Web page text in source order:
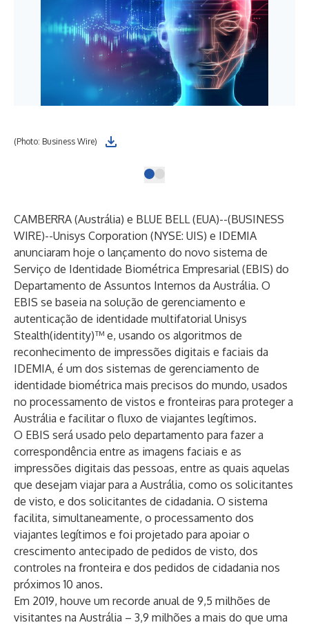
(Photo: Business Wire)
CAMBERRA (Austrália) e BLUE BELL (EUA)--(BUSINESS
WIRE)--Unisys Corporation (NYSE: UIS) e IDEMIA
anunciaram hoje o lançamento do novo sistema de
Serviço de Identidade Biométrica Empresarial (EBIS) do
Departamento de Assuntos Internos da Austrália. O
EBIS se baseia na solução de gerenciamento e
autenticação de identidade multifatorialUnisys
Stealth(identity)™ e, usando os algoritmos de
reconhecimento de impressões digitais e faciais da
IDEMIA, é um dos sistemas de gerenciamento de
identidade biométrica mais precisos do mundo, usados
no processamento de vistos e fronteiras para proteger a
Austrália e facilitar o fluxo de viajantes legítimos.
O EBIS será usado pelo departamento para fazer a
correspondência entre as imagens faciais e as
impressões digitais das pessoas, entre as quais aquelas
que desejam viajar para a Austrália, como os solicitantes
de visto, e dos solicitantes de cidadania. O sistema
facilita, simultaneamente, o processamento dos
viajantes legítimos e foi projetado para apoiar o
crescimento antecipado de pedidos de visto, dos
controles na fronteira e dos pedidos de cidadania nos
próximos 10 anos.
Em 2019, houve um recorde anual de 9,5 milhões de
visitantes na Austrália – 3,9 milhões a mais do que uma